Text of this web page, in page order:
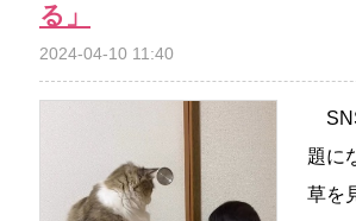
る」
2024-04-10 11:40
題に
草を